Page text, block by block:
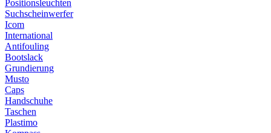
Positionsleuchten
Suchscheinwerfer
Icom
International
Antifouling
Bootslack
Grundierung
Musto
Caps
Handschuhe
Taschen
Plastimo